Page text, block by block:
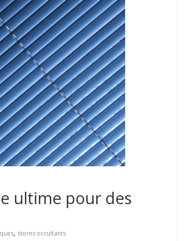
ultime pour des
, stores occultants